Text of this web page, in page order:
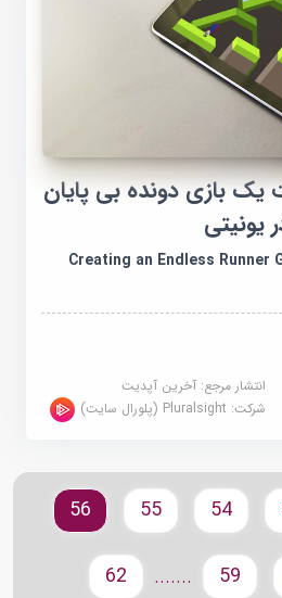
بازی دونده بی پایان
Creating an Endless
انتشار مرجع:آخرین آپدیت
شرکت:Pluralsight (پلورال سایت)
54
55
56
59
.......
62